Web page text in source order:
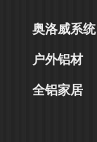
奥洛威系统
户外铝材
全铝家居